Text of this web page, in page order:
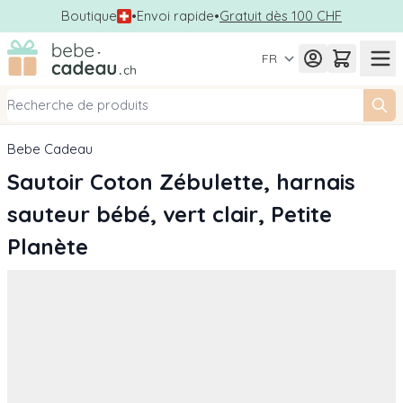
Boutique •Envoi rapide•Gratuit dès 100 CHF
Allez au contenu
FR
Bebe Cadeau
Sautoir Coton Zébulette, harnais
sauteur bébé, vert clair, Petite
Planète